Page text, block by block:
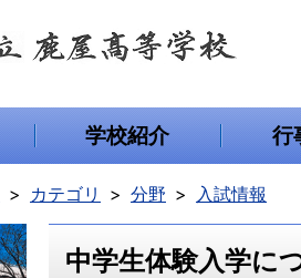
学校紹介 行
カテゴリ 分野 入試情報
中学生体験入学に